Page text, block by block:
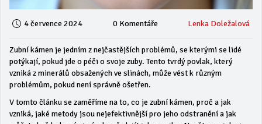
4 července 2024 0 Komentáře Lenka Doležalová
Zubní kámen je jedním z nejčastějších problémů, se kterými se lidé
potýkají, pokud jde o péči o svoje zuby. Tento tvrdý povlak, který
vzniká z minerálů obsažených ve slinách, může vést k různým
problémům, pokud není správně ošetřen.
V tomto článku se zaměříme na to, co je zubní kámen, proč a jak
vzniká, jaké metody jsou nejefektivnější pro jeho odstranění a jak